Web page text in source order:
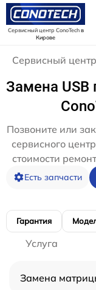
Сервисный центр ConoTechв
Кирове
Сервисный
Замена USB
Позвоните или
сервисного
стоимости
Есть запчасти
Гарантия
Услуга
Замена